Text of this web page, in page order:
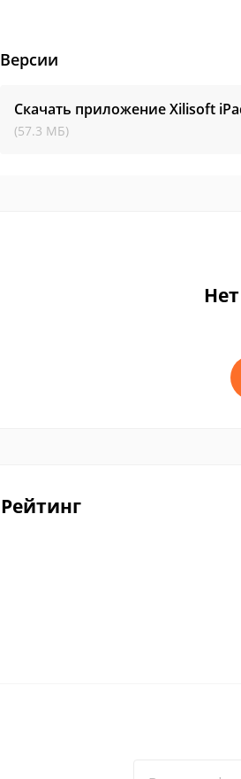
Версии
Скачать приложение Xilisoft
(57.3 МБ)
Рейтинг